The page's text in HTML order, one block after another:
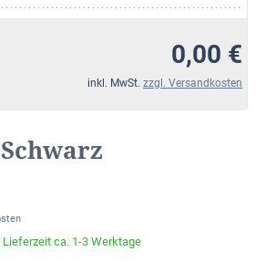
0,00 €
inkl. MwSt. zzgl. Versandkosten
ca. 1-3 Werktage